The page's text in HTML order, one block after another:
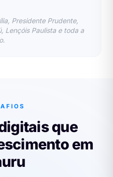
Presidente Prudente,
Lençóis Paulista e toda a
que
em